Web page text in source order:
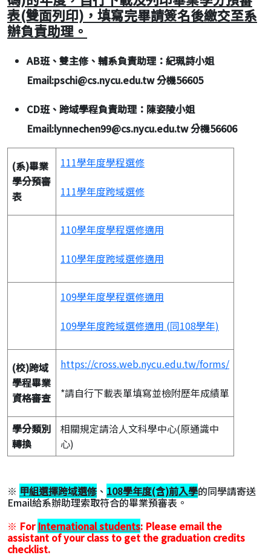
表(雙面列印)，填寫完畢請簽名後繳交至系
辦負責助理。
AB班、雙主修、輔系負責助理：紀珮詩小姐
Email:pschi@cs.nycu.edu.tw 分機56605
CD班、跨域學程負責助理：陳姿陵小姐
Email:lynnechen99@cs.nycu.edu.tw 分機56606
(系)畢業
學分預審
表
111學年度學程選修
111學年度跨域選修
110學年度學程選修適用
110學年度跨域選修適用
109學年度學程選修適用
109學年度跨域選修適用 (同108學年)
(校)跨域
學程畢業
資格審查
https://cross.web.nycu.edu.tw/forms/
*請自行下載表單填寫並檢附歷年成績單
學分類別
轉換
相關規定請洽人文科學中心(原通識中
心)
※ 甲組選擇跨域選修、 108學年度(含)前入學的同學請寄送
Email給系辦助理索取符合的畢業預審表。
※ For International students: Please email the
assistant of your class to get the graduation credits
checklist.